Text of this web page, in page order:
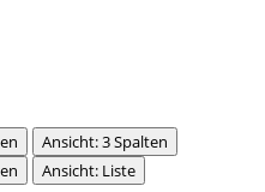
Ansicht: 3 Spalten
Ansicht: Liste